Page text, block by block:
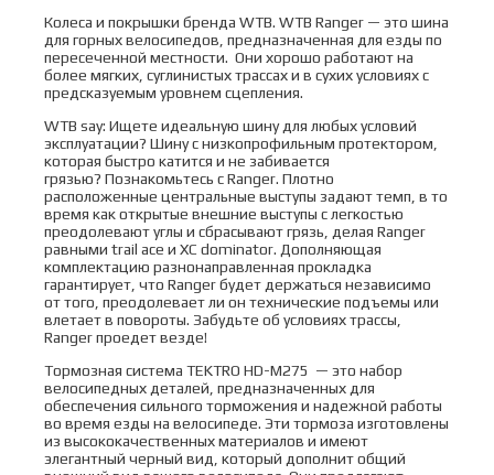
Колеса и покрышки бренда WTB. WTB Ranger — это шина
для горных велосипедов, предназначенная для езды по
пересеченной местности. Они хорошо работают на
более мягких, суглинистых трассах и в сухих условиях с
предсказуемым уровнем сцепления.
WTB say: Ищете идеальную шину для любых условий
эксплуатации? Шину с низкопрофильным протектором,
которая быстро катится и не забивается
грязью? Познакомьтесь с Ranger. Плотно
расположенные центральные выступы задают темп, в то
время как открытые внешние выступы с легкостью
преодолевают углы и сбрасывают грязь, делая Ranger
равными trail ace и XC dominator. Дополняющая
комплектацию разнонаправленная прокладка
гарантирует, что Ranger будет держаться независимо
от того, преодолевает ли он технические подъемы или
влетает в повороты. Забудьте об условиях трассы,
Ranger проедет везде!
Тормозная система TEKTRO HD-M275 — это набор
велосипедных деталей, предназначенных для
обеспечения сильного торможения и надежной работы
во время езды на велосипеде. Эти тормоза изготовлены
из высококачественных материалов и имеют
элегантный черный вид, который дополнит общий